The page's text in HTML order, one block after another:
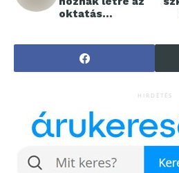
oktatás
HIRDETÉS